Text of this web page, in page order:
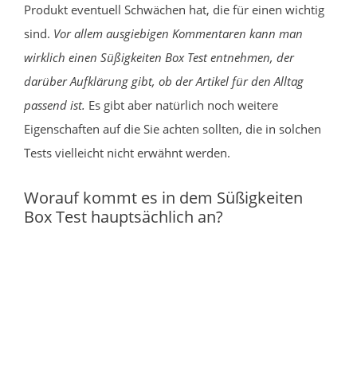
Produkt eventuell Schwächen hat, die für einen wichtig
sind. Vor allem ausgiebigen Kommentaren kann man
wirklich einen Süßigkeiten Box Test entnehmen, der
darüber Aufklärung gibt, ob der Artikel für den Alltag
passend ist. Es gibt aber natürlich noch weitere
Eigenschaften auf die Sie achten sollten, die in solchen
Tests vielleicht nicht erwähnt werden.
Worauf kommt es in dem Süßigkeiten
Box Test hauptsächlich an?